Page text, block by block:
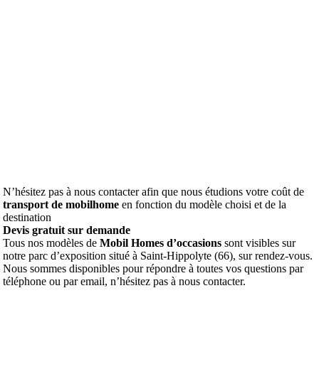
N’hésitez pas à nous contacter afin que nous étudions votre coût de
transport de mobilhomeen fonction du modèle choisi et de la
destination
Devis gratuit sur demande
Tous nos modèles de Mobil Homes d’occasionssont visibles sur
notre parc d’exposition situé à Saint-Hippolyte (66), sur rendez-vous.
Nous sommes disponibles pour répondre à toutes vos questions par
téléphone ou par email, n’hésitez pas à nous contacter.